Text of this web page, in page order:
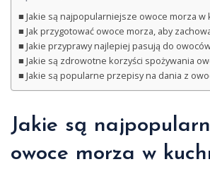
Jakie są najpopularniejsze owoce morza w
Jak przygotować owoce morza, aby
Jakie przyprawy najlepiej pasują do
Jakie są zdrowotne korzyści spożywania
Jakie są popularne przepisy na dania z
Jakie są
owoce morza w